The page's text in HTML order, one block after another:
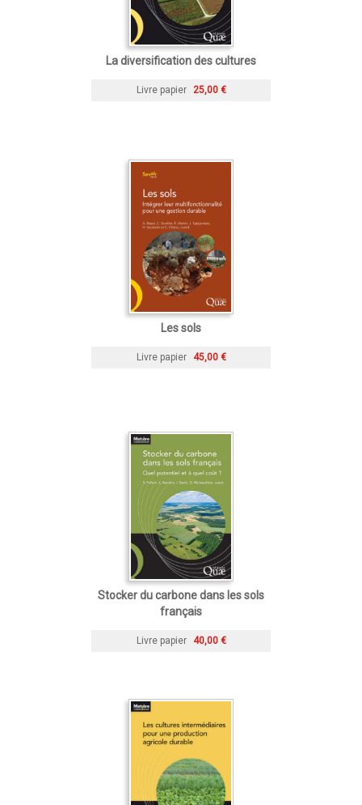
La diversification des cultures
Livre papier 25,00 €
Les sols
Livre papier 45,00 €
Stocker du carbone dans les sols
français
Livre papier 40,00 €